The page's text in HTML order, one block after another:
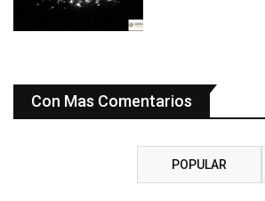
Con Mas Comentarios
POPULAR